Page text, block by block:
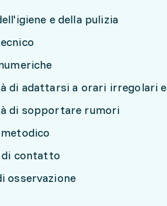
e della pulizia
di adattarsi a orari irregolari
di sopportare rumori
di contatto
osservazione